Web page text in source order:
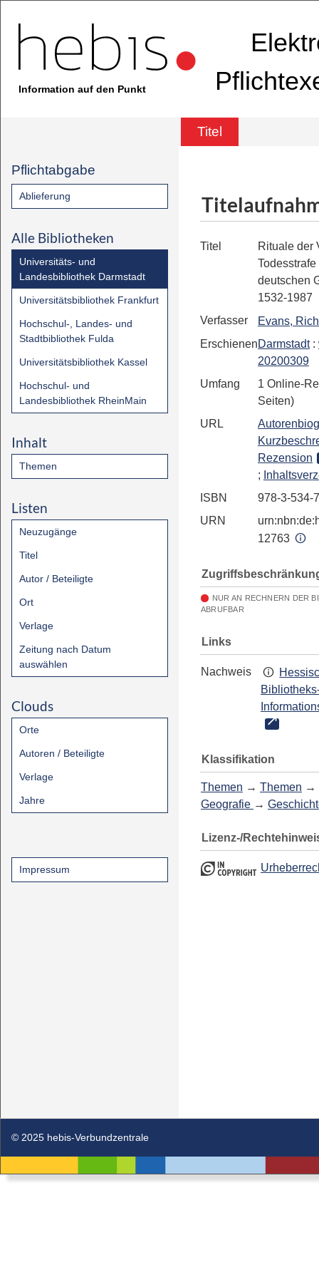
Information auf den Punkt
Titel
Pflichtabgabe
Ablieferung
Alle Bibliotheken
Universitäts- und
Landesbibliothek Darmstadt
Universitätsbibliothek Frankfurt
Hochschul-, Landes- und
Stadtbibliothek Fulda
Universitätsbibliothek Kassel
Hochschul- und
Landesbibliothek RheinMain
Inhalt
Themen
Listen
Neuzugänge
Titel
Autor / Beteiligte
Ort
Verlage
Zeitung nach Datum
auswählen
Clouds
Orte
Autoren / Beteiligte
Verlage
Jahre
Impressum
Titel
Rituale der
deutschen
1532-1987
Verfasser
Evans,
ErschienenDarmstadt:
20200309
Umfang
1 Online-
Seiten)
URL
Rezension
;
ISBN
978-3-534-
URN
12763
NUR AN RECHNERN DER
ABRUFBAR
Links
Nachweis
Klassifikation
Themen → Themen →
Geografie →
Lizenz-/
© 2025 hebis-Verbundzentrale